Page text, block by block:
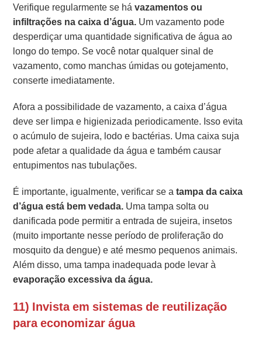
Verifique regularmente se hávazamentos ou
infiltrações na caixa d’água. Um vazamento pode
desperdiçar uma quantidade significativa de água ao
longo do tempo. Se você notar qualquer sinal de
vazamento, como manchas úmidas ou gotejamento,
conserte imediatamente.
Afora a possibilidade de vazamento, a caixa d’água
deve ser limpa e higienizada periodicamente. Isso evita
o acúmulo de sujeira, lodo e bactérias. Uma caixa suja
pode afetar a qualidade da água e também causar
entupimentos nas tubulações.
É importante, igualmente, verificar se atampa da caixa
d’água está bem vedada. Uma tampa solta ou
danificada pode permitir a entrada de sujeira, insetos
(muito importante nesse período de proliferação do
mosquito da dengue) e até mesmo pequenos animais.
Além disso, uma tampa inadequada pode levar à
evaporação excessiva da água.
11) Invista em sistemas de reutilização
para economizar água